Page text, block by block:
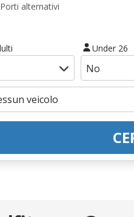
Porti alternativi
Under 26